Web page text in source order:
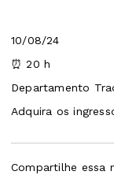
10/08/24
⏰ 20 h
Departamento
Adquira os
Compartilhe essa